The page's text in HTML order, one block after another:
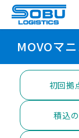
MOVOマ
初回拠
積込